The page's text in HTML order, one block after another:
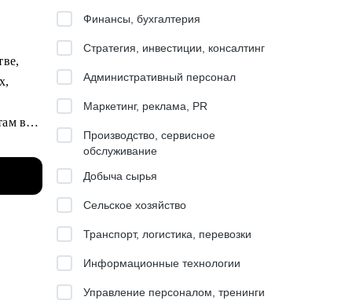
в
Финансы, бухгалтерия
Стратегия, инвестиции, консалтинг
Административный персонал
Маркетинг, реклама, PR
Производство, сервисное
обслуживание
Добыча сырья
Сельское хозяйство
Транспорт, логистика, перевозки
Информационные технологии
Управление персоналом, тренинги